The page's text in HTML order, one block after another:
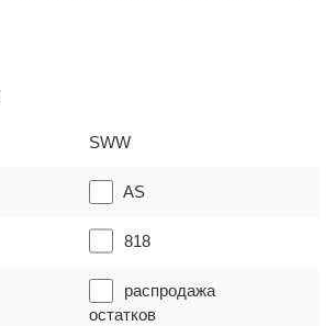
SWW
AS
818
распродажа
остатков